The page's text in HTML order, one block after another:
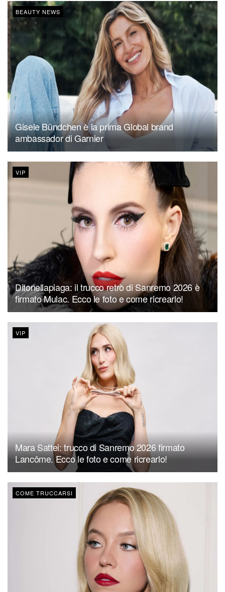
BEAUTY NEWS
Gisele Bündchen è la prima Global brand
ambassador di Garnier
VIP
Ditonellapiaga: il trucco retrò di Sanremo 2026 è
firmato Mulac. Ecco le foto e come ricrearlo!
VIP
Mara Sattei: trucco di Sanremo 2026 firmato
Lancôme. Ecco le foto e come ricrearlo!
COME TRUCCARSI